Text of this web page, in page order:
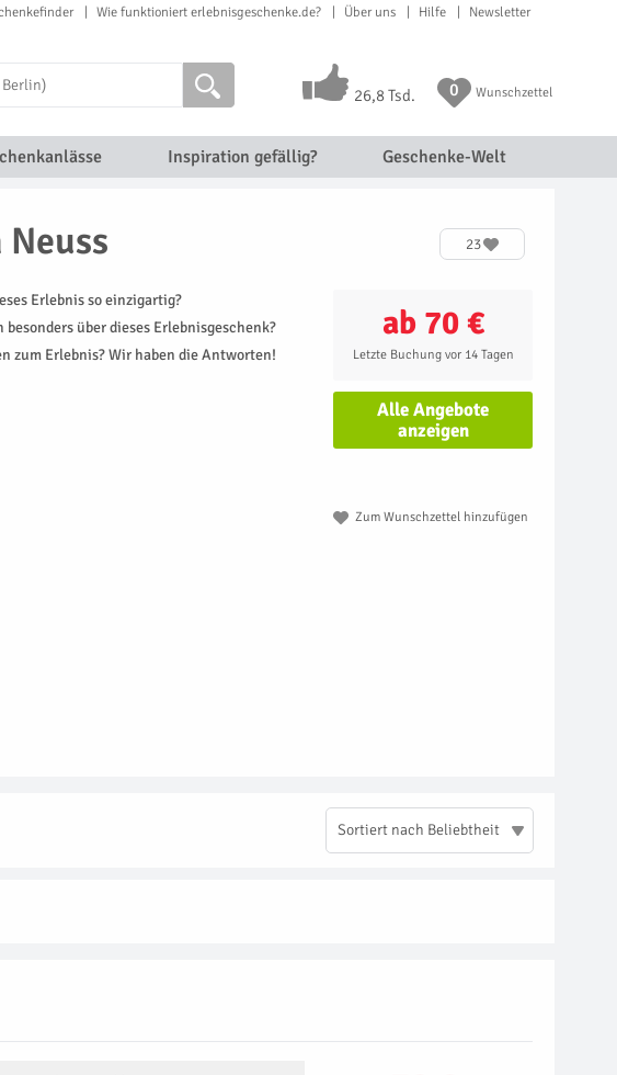
Wie funktioniert erlebnisgeschenke.de? Über uns Hilfe Newsletter
26,8 Tsd. 0 Wunschzettel
Inspiration gefällig? Geschenke-Welt
23
ab 70 €
Letzte Buchung vor 14 Tagen
Alle Angebote
anzeigen
Zum Wunschzettel hinzufügen
Erlebnis so einzigartig?
besonders über dieses Erlebnisgeschenk?
zum Erlebnis? Wir haben die Antworten!
Sortiert nach Beliebtheit